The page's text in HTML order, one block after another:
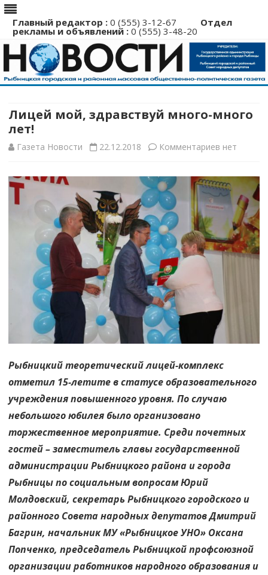
Главный редактор : 0 (555) 3-12-67 Отдел
рекламы и объявлений : 0 (555) 3-48-20
Перейти
содержимому
Лицей мой, здравствуй много-много
лет!
Газета Новости 22.12.2018 Комментариев к
Лицей
мой,
здравствуй
много-
нет
Рыбницкий теоретический лицей-комплекс
отметил 15-летите в статусе образовательного
учреждения повышенного уровня. По случаю
небольшого юбилея было организовано
торжественное мероприятие. Среди почетных
гостей – заместитель главы государственной
администрации Рыбницкого района и города
Рыбницы по социальным вопросам Юрий
Молдовский, секретарь Рыбницкого городского и
районного Совета народных депутатов Дмитрий
Багрин, начальник МУ «Рыбницкое УНО» Оксана
Попченко, председатель Рыбницкой профсоюзной
организации работников народного образования и